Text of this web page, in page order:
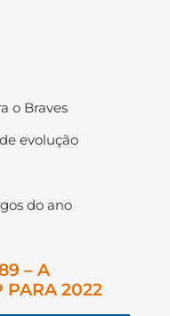
o Braves
evolução
do ano
– A
PARA 2022